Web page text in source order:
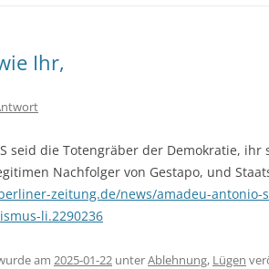
Ihr,
seid die Totengräber der Demokratie,
Nachfolger von Gestapo, und
zeitung.de/news/amadeu-
li.2290236
am 2025-01-22 unterAblehnung, Lügen